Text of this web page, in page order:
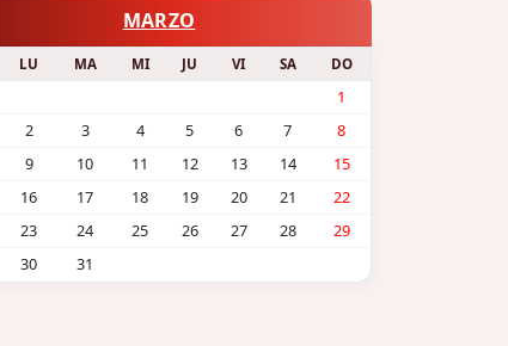
MARZO
LU MA MI JU VI SA DO
1
2 3 4 5 6 7
8
9 10 11 12 13 14
15
16 17 18 19 20 21
22
23 24 25 26 27 28
29
30 31